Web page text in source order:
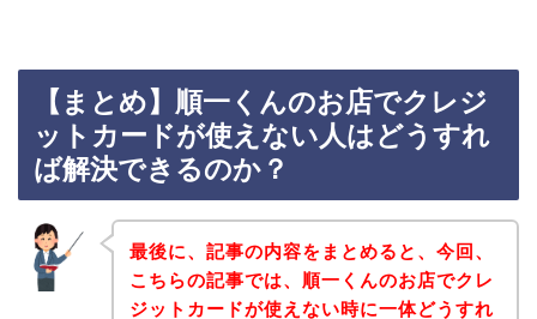
【まとめ】順一くんのお店でクレジ
ットカードが使えない人はどうすれ
ば解決できるのか？
最後に、記事の内容をまとめると、今回、
こちらの記事では、順一くんのお店でクレ
ジットカードが使えない時に一体どうすれ